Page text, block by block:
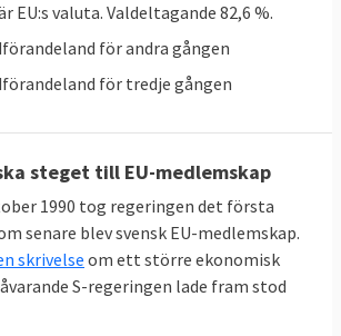
för rättsliga brister
som regel för nya EU-lagar i
men ibland har Sverige
fall på att införandet av lagarna
dröjt allt för länge, eller att de
sätt. Vid årsskiftet 31
hade kommissionen 43
mot
som kan sluta i EU-
EU:s valuta. Valdeltagande 82,6 %.
för andra gången
för tredje gången
steget till EU-medlemskap
1990 tog regeringen det första
senare blev svensk EU-medlemskap.
skrivelseom ett större ekonomisk
S-regeringen lade fram stod